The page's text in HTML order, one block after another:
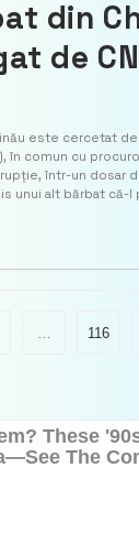
din
de
de
unor
este cercetat
în comun cu
într-un dosar
unui alt bărbat că-l
schimbul unor
… 116